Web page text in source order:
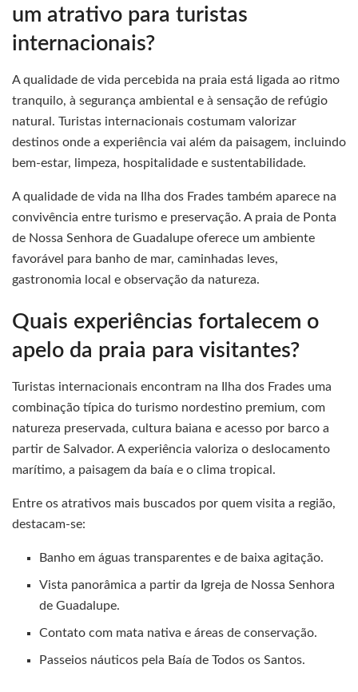
um atrativo para turistas
internacionais?
A qualidade de vida percebida na praia está ligada ao ritmo
tranquilo, à segurança ambiental e à sensação de refúgio
natural. Turistas internacionais costumam valorizar
destinos onde a experiência vai além da paisagem, incluindo
bem-estar, limpeza, hospitalidade e sustentabilidade.
A qualidade de vida na Ilha dos Frades também aparece na
convivência entre turismo e preservação. A praia de Ponta
de Nossa Senhora de Guadalupe oferece um ambiente
favorável para banho de mar, caminhadas leves,
gastronomia local e observação da natureza.
Quais experiências fortalecem o
apelo da praia para visitantes?
Turistas internacionais encontram na Ilha dos Frades uma
combinação típica do turismo nordestino premium, com
natureza preservada, cultura baiana e acesso por barco a
partir de Salvador. A experiência valoriza o deslocamento
marítimo, a paisagem da baía e o clima tropical.
Entre os atrativos mais buscados por quem visita a região,
destacam-se:
Banho em águas transparentes e de baixa agitação.
Vista panorâmica a partir da Igreja de Nossa Senhora
de Guadalupe.
Contato com mata nativa e áreas de conservação.
Passeios náuticos pela Baía de Todos os Santos.